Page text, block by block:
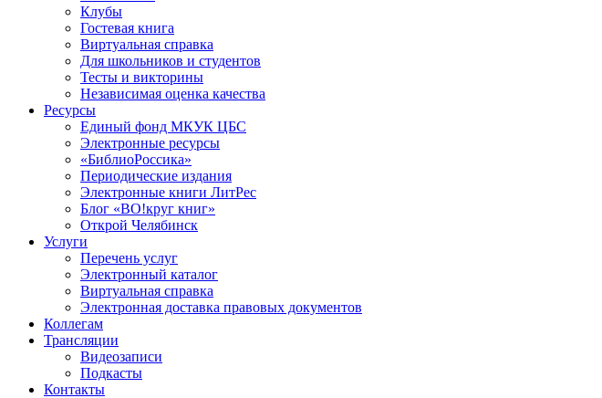
Клубы
Гостевая книга
Виртуальная справка
Для школьников и студентов
Тесты и викторины
Независимая оценка качества
Ресурсы
Единый фонд МКУК ЦБС
Электронные ресурсы
«БиблиоРоссика»
Периодические издания
Электронные книги ЛитРес
Блог «ВО!круг книг»
Открой Челябинск
Услуги
Перечень услуг
Электронный каталог
Виртуальная справка
Электронная доставка правовых документов
Коллегам
Трансляции
Видеозаписи
Подкасты
Контакты